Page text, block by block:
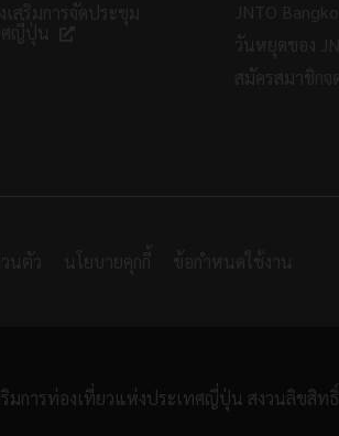
ริมการท่องเที่ยวแห่งประเทศญี่ปุ่น สงวนลิขสิทธิ์